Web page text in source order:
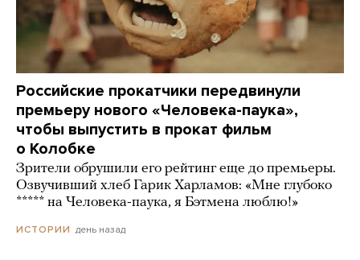
Российские прокатчики передвинули
премьеру нового «Человека-паука»,
чтобы выпустить в прокат фильм
о Колобке
Зрители обрушили его рейтинг еще до премьеры.
Озвучивший хлеб Гарик Харламов: «Мне глубоко
***** на Человека-паука, я Бэтмена люблю!»
ИСТОРИИ день назад